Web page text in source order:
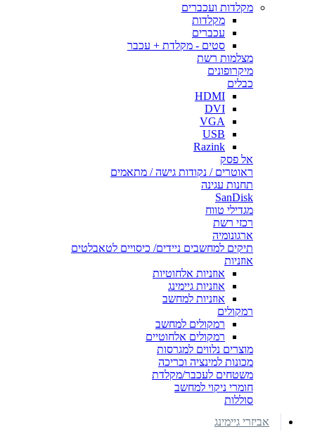
מקלדות ועכברים
מקלדות
עכברים
סטים - מקלדת + עכבר
מצלמות רשת
מיקרופונים
כבלים
HDMI
DVI
VGA
USB
Razink
אל פסק
ראוטרים / נקודות גישה / מתאמים
תחנות עגינה
SanDisk
מגדילי טווח
רכזי רשת
ארגונומיה
תיקים למחשבים ניידים/ כיסויים לטאבלטים
אוזניות
אוזניות אלחוטיות
אוזניות גיימינג
אוזניות למחשב
רמקולים
רמקולים למחשב
רמקולים אלחוטיים
מוצרים נלווים למגרסות
מכונות למינציה וכריכה
משטחים לעכבר/מקלדת
חומרי ניקוי למחשב
סוללות
אביזרי גיימינג